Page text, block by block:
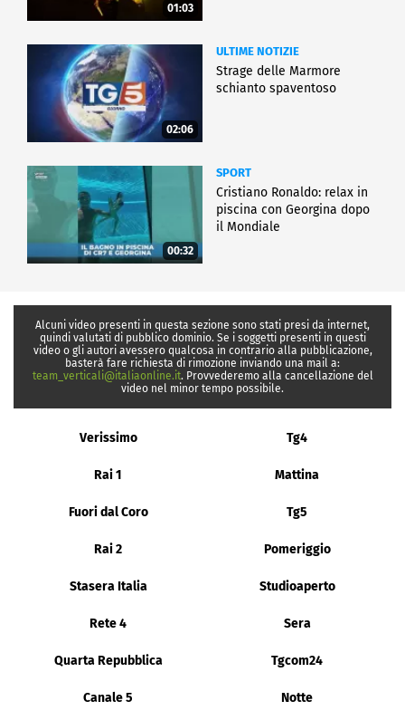
01:03
02:06
ULTIME NOTIZIE
Strage delle Marmore
schianto spaventoso
00:32
SPORT
Cristiano Ronaldo: relax in
piscina con Georgina dopo
il Mondiale
Alcuni video presenti in questa sezione sono stati presi da internet,
quindi valutati di pubblico dominio. Se i soggetti presenti in questi
video o gli autori avessero qualcosa in contrario alla pubblicazione,
basterà fare richiesta di rimozione inviando una mail a:
team_verticali@italiaonline.it. Provvederemo alla cancellazione del
video nel minor tempo possibile.
Verissimo Tg4
Rai 1 Mattina
Fuori dal Coro Tg5
Rai 2 Pomeriggio
Stasera Italia Studioaperto
Rete 4 Sera
Quarta Repubblica Tgcom24
Canale 5 Notte